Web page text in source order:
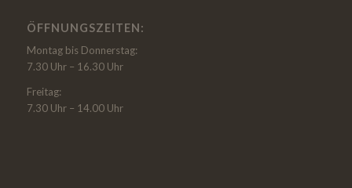
ÖFFNUNGSZEITEN:
Montag bis Donnerstag:
7.30 Uhr – 16.30 Uhr
Freitag:
7.30 Uhr – 14.00 Uhr